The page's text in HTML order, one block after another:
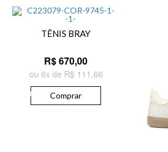
TÊNIS BRAY
R$ 670,00
ou 6x de R$ 111,66
Comprar